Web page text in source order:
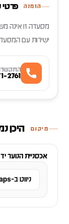
הזמנה
מסעדה זו אינה
ישירות עם
2761
מיקום היכן
אכסניית הנוער